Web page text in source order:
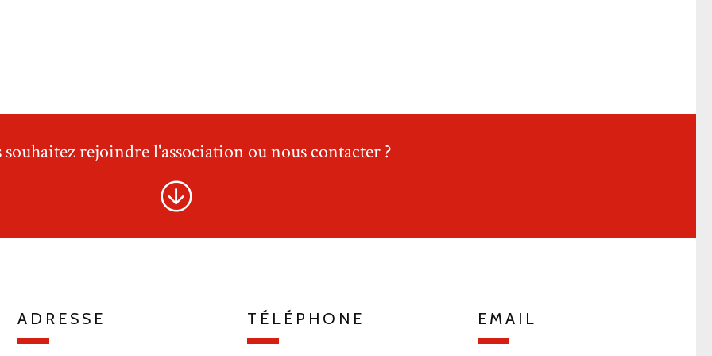
souhaitez rejoindre l'association ou nous contacter ?
ADRESSE TÉLÉPHONE EMAIL